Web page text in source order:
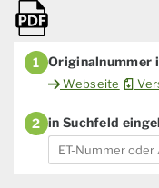
1 Originalnummer
Webseite
2 in Suchfeld